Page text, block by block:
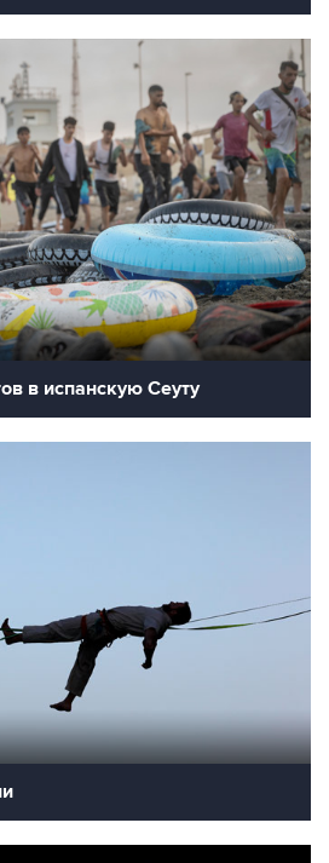
в испанскую Сеуту